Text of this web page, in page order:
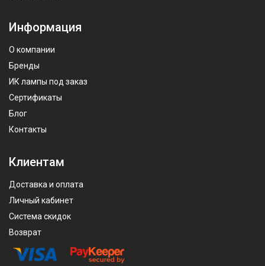
Информация
О компании
Бренды
ИК лампы под заказ
Сертификаты
Блог
Контакты
Клиентам
Доставка и оплата
Личный кабинет
Система скидок
Возврат